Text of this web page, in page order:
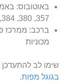
357, 380, 384, 602, 607.
מכוניות
שימו לב להתעדכן
בגוגל מפות.